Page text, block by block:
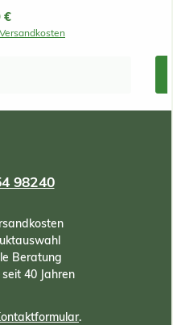
sehr viel sicherere
Pflanzen. Diese
auf Nummer Sicher.
€
98240
Beratung
40 Jahren
.